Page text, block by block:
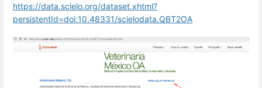
https://data.scielo.org/dataset.xhtml?
persistentId=doi:10.48331/scielodata.QBT2OA